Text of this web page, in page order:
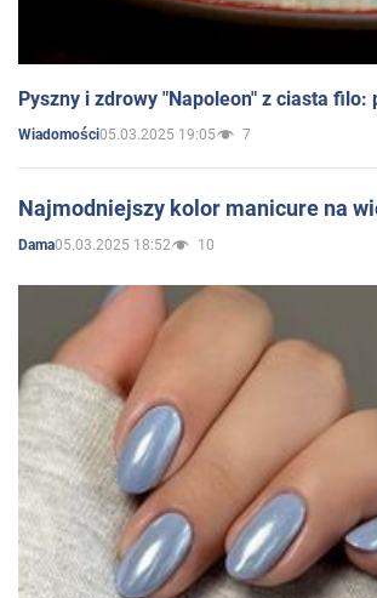
Pyszny i zdrowy "Napoleon" z ciasta
Wiadomości05.03.2025 19:05 7
Najmodniejszy kolor manicure na
Dama05.03.2025 18:52 10